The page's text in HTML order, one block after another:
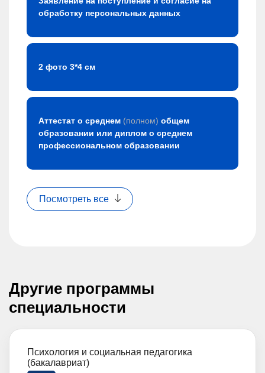
обработку персональных данных
2 фото 3*4 см
Аттестат о среднем (полном) общем
образовании или диплом о среднем
профессиональном образовании
Посмотреть все
Другие программы
специальности
Психология и социальная педагогика
(бакалавриат)